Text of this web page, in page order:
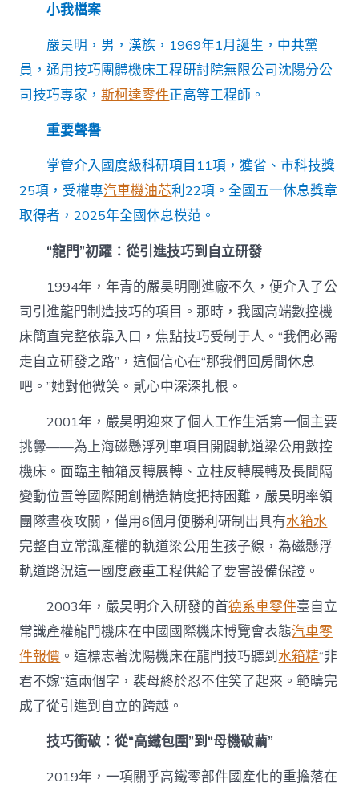
零
件
報
價
小我檔案
嚴昊明，男，漢族，1969年1月誕生，中共黨
員，通用技巧團體機床工程研討院無限公司沈陽分公
司技巧專家，斯柯達零件正高等工程師。
重要聲譽
掌管介入國度級科研項目11項，獲省、市科技獎
25項，受權專汽車機油芯利22項。全國五一休息獎章
取得者，2025年全國休息模范。
“龍門”初躍：從引進技巧到自立研發
1994年，年青的嚴昊明剛進廠不久，便介入了公
司引進龍門制造技巧的項目。那時，我國高端數控機
床簡直完整依靠入口，焦點技巧受制于人。“我們必需
走自立研發之路”，這個信心在“那我們回房間休息
吧。”她對他微笑。貳心中深深扎根。
2001年，嚴昊明迎來了個人工作生活第一個主要
挑釁——為上海磁懸浮列車項目開闢軌道梁公用數控
機床。面臨主軸箱反轉展轉、立柱反轉展轉及長間隔
變動位置等國際開創構造精度把持困難，嚴昊明率領
團隊晝夜攻關，僅用6個月便勝利研制出具有水箱水
完整自立常識產權的軌道梁公用生孩子線，為磁懸浮
軌道路況這一國度嚴重工程供給了要害設備保證。
2003年，嚴昊明介入研發的首德系車零件臺自立
常識產權龍門機床在中國國際機床博覽會表態汽車零
件報價 。這標志著沈陽機床在龍門技巧聽到水箱精“非
君不嫁”這兩個字，裴母終於忍不住笑了起來。範疇完
成了從引進到自立的跨越。
技巧衝破：從“高鐵包圍”到“母機破繭”
2019年，一項關乎高鐵零部件國產化的重擔落在